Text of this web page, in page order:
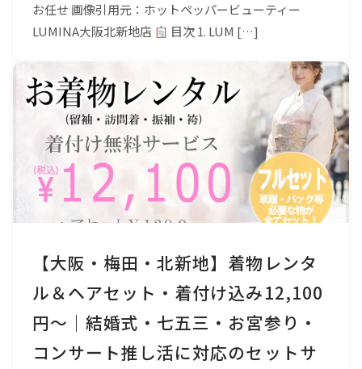
お任せ 画像引用元：ホットペッパービューティー
LUMINA大阪北新地店
目次 1. LUM […]
【大阪・梅田・北新地】着物レンタ
ル＆ヘアセット・着付け込み12,100
円〜｜結婚式・七五三・お宮参り・
コンサート推し活に対応のセットサ